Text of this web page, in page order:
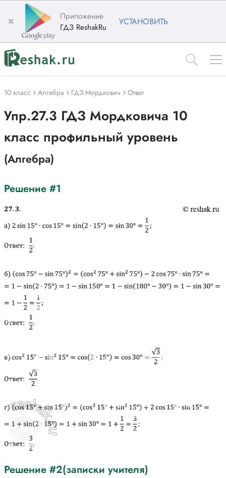
✖
Приложение
ГДЗ ReshakRu
УСТАНОВИТЬ
10 класс Алгебра ГДЗ Мордкович Ответ
Упр.27.3 ГДЗ Мордковича 10
класс профильный уровень
(Алгебра)
Решение #1
Решение #2(записки учителя)